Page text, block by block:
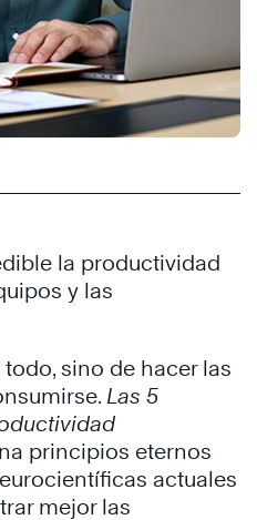
la productividad
y las
sino de hacer las
Las 5
principios eternos
actuales
mejor las